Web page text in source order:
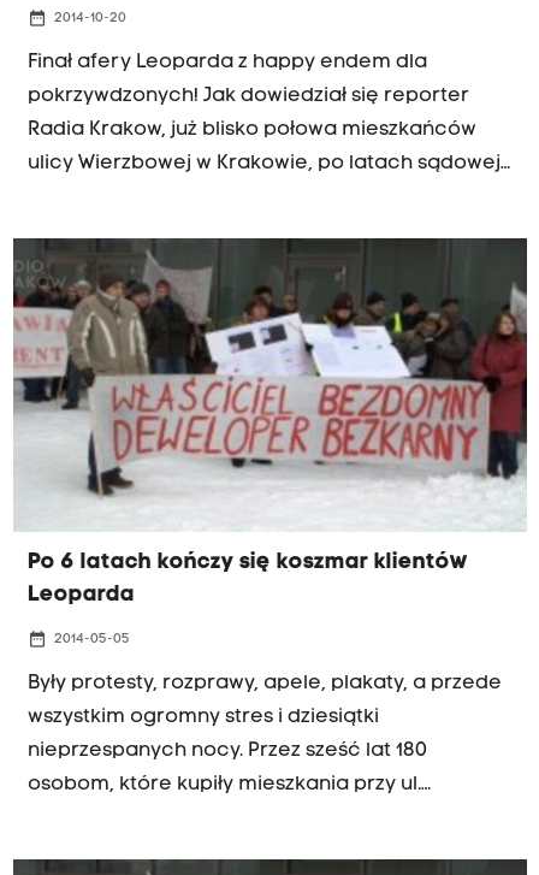
date_range 2014-10-20
Finał afery Leoparda z happy endem dla
pokrzywdzonych! Jak dowiedział się reporter
Radia Krakow, już blisko połowa mieszkańców
ulicy Wierzbowej w Krakowie, po latach sądowej
od 2007 roku dramatyczna walka o
nieruchomości. Pokrzywdzeni przez upadłego
dewelopera, spółkę Leopard, przyznają jednak:
"choć dokonaliśmy niemożliwego, wciąż wiele
pracy przed nami".
Po 6 latach kończy się koszmar klientów
Leoparda
date_range 2014-05-05
Były protesty, rozprawy, apele, plakaty, a przede
wszystkim ogromny stres i dziesiątki
nieprzespanych nocy. Przez sześć lat 180
osobom, które kupiły mieszkania przy ul.